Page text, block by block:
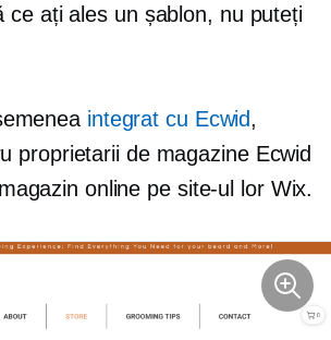
ce ați ales un șablon, nu puteți
integrat cu Ecwid,
proprietarii de magazine Ecwid
online pe site-ul lor Wix.